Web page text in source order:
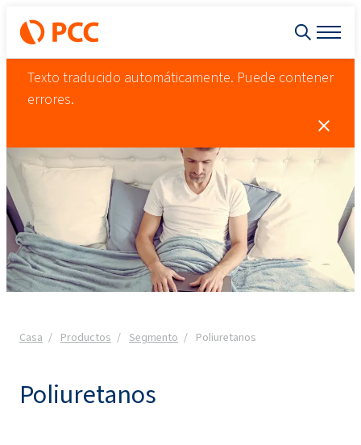
Texto traducido automáticamente. Puede contener
errores.
Casa Productos Segmento Poliuretanos
Poliuretanos